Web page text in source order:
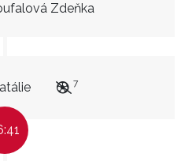
Zdeňka
7